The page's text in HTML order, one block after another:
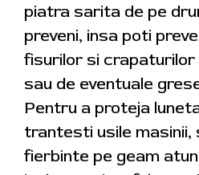
piatra sarita de pe
preveni, insa poti
fisurilor si
sau de eventuale
Pentru a proteja
trantesti usile masinii,
fierbinte pe geam